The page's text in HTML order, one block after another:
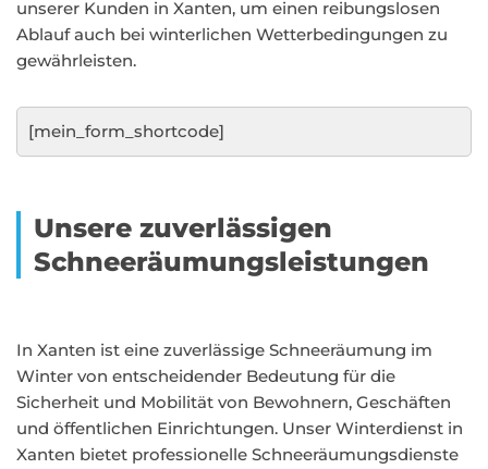
unserer Kunden in Xanten, um einen reibungslosen
Ablauf auch bei winterlichen Wetterbedingungen zu
gewährleisten.
[mein_form_shortcode]
Unsere zuverlässigen
Schneeräumungsleistungen
In Xanten ist eine zuverlässige Schneeräumung im
Winter von entscheidender Bedeutung für die
Sicherheit und Mobilität von Bewohnern, Geschäften
und öffentlichen Einrichtungen. Unser Winterdienst in
Xanten bietet professionelle Schneeräumungsdienste